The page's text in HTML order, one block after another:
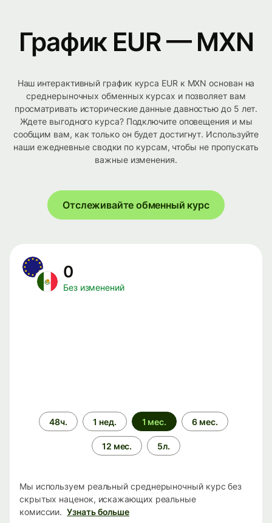
График EUR — MXN
Наш интерактивный график курса EUR к MXN основан на
среднерыночных обменных курсах и позволяет вам
просматривать исторические данные давностью до 5 лет.
Ждете выгодного курса? Подключите оповещения и мы
сообщим вам, как только он будет достигнут. Используйте
наши ежедневные сводки по курсам, чтобы не пропускать
важные изменения.
Отслеживайте обменный курс
0
Без изменений
Период
времени
48ч. 1 нед. 1 мес. 6 мес.
12 мес. 5л.
Мы используем реальный среднерыночный курс без
скрытых наценок, искажающих реальные
комиссии. Узнать больше